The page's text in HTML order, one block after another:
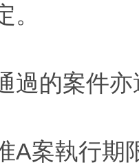
過的案件
A案執行期